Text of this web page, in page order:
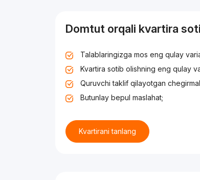
Domtut orqali kvartira
Talablaringizga mos eng qulay
Kvartira sotib olishning eng qulay
Quruvchi taklif qilayotgan
Butunlay bepul maslahat;
Kvartirani tanlang